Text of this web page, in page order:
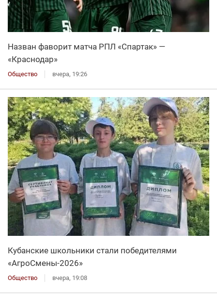
Назван фаворит матча РПЛ «Спартак» —
«Краснодар»
Общество вчера, 19:26
Кубанские школьники стали победителями
«АгроСмены-2026»
Общество вчера, 19:08